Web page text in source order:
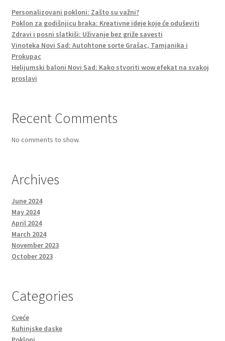
Personalizovani pokloni: Zašto su važni?
Poklon za godišnjicu braka: Kreativne ideje koje će oduševiti
Zdravi i posni slatkiši: Uživanje bez griže savesti
Vinoteka Novi Sad: Autohtone sorte Grašac, Tamjanika i
Prokupac
Helijumski baloni Novi Sad: Kako stvoriti wow efekat na svakoj
proslavi
Recent Comments
No comments to show.
Archives
June 2024
May 2024
April 2024
March 2024
November 2023
October 2023
Categories
Cveće
Kuhinjske daske